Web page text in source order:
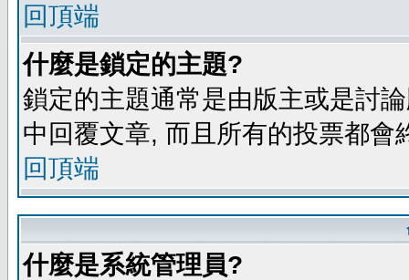
回頂端
什麼是鎖定的主題?
鎖定的主題通常是由版主或是討
中回覆文章, 而且所有的投票都
回頂端
什麼是系統管理員?